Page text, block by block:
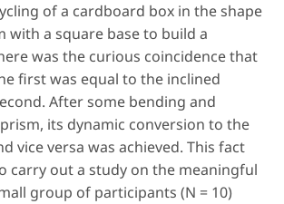
of a cardboard box in the shape
with a square base to build a
was the curious coincidence that
first was equal to the inclined
After some bending and
its dynamic conversion to the
vice versa was achieved. This fact
carry out a study on the meaningful
group of participants (N = 10)